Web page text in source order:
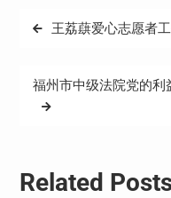
文
导
王荔蕻爱心志愿者
福州市中级法院党的
Related